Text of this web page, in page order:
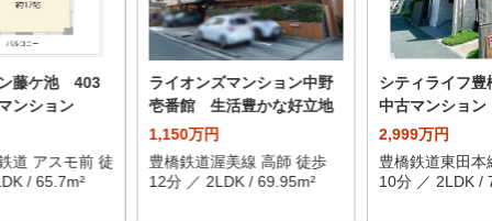
藤ケ池 403
ンション
道 アスモ前 徒
/ 65.7m²
ライオンズマンション中野
壱番館 生活豊かな好立地
1,150万円
豊橋鉄道渥美線 高師 徒歩
12分 ／ 2LDK / 69.95m²
シティライフ
中古マンション
2,999万円
豊橋鉄道東田本
10分 ／ 2LDK /